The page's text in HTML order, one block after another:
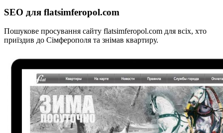
SEO для flatsimferopol.com
Пошукове просування сайту flatsimferopol.com для всіх, хто
приїздив до Сімферополя та знімав квартиру.